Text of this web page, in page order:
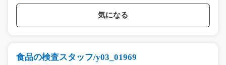
気になる
食品の検査スタッフ/y03_01969